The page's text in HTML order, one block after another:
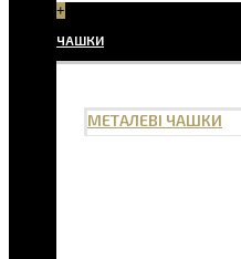
+
ЧАШКИ
МЕТАЛЕВІ ЧАШКИ